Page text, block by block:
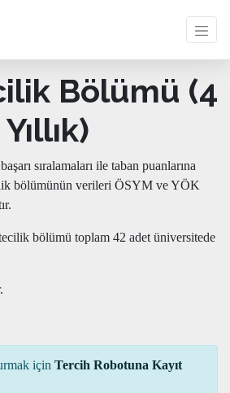
Bölümü (4
Yıllık)
sıralamaları ile taban puanlarına
bölümünün verileri ÖSYM ve YÖK
bölümü toplam 42 adet üniversitede
için Tercih Robotuna Kayıt